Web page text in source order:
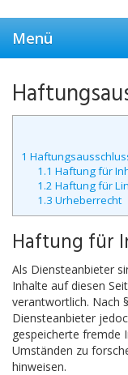
to
main
content
Menü
1
1.1 Haftung für
1.2 Haftung für
1.3 Urheberrecht
Haftung für
Als Diensteanbieter
Inhalte auf diesen
verantwortlich. Nach
Diensteanbieter
gespeicherte fremde
Umständen zu
hinweisen.